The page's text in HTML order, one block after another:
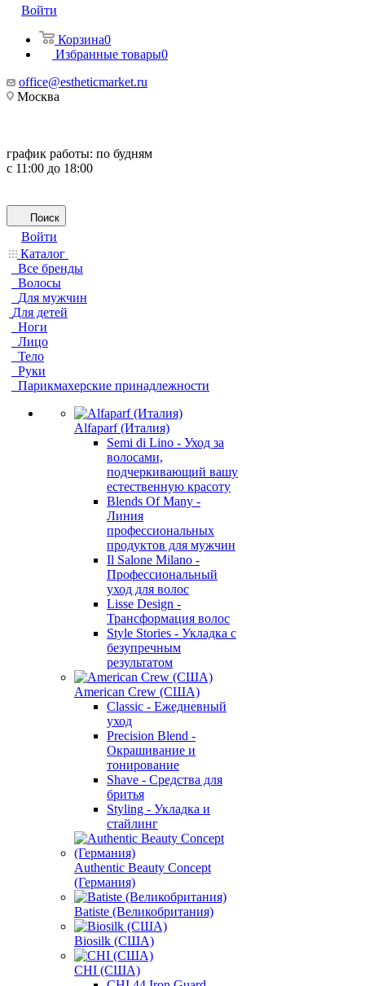
Войти
Корзина0
Избранные товары0
office@estheticmarket.ru
Москва
график работы: по будням
с 11:00 до 18:00
Поиск
Войти
Каталог
Все бренды
Волосы
Для мужчин
Для детей
Ноги
Лицо
Тело
Руки
Парикмахерские принадлежности
Alfaparf (Италия)
Semi di Lino - Уход за
волосами,
подчеркивающий вашу
естественную красоту
Blends Of Many -
Линия
профессиональных
продуктов для мужчин
Il Salone Milano -
Профессиональный
уход для волос
Lisse Design -
Трансформация волос
Style Stories - Укладка с
безупречным
результатом
American Crew (США)
Classic - Ежедневный
уход
Precision Blend -
Окрашивание и
тонирование
Shave - Средства для
бритья
Styling - Укладка и
стайлинг
Authentic Beauty Concept
(Германия)
Batiste (Великобритания)
Biosilk (США)
CHI (США)